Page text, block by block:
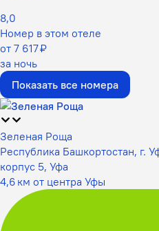
8,0
Номер в этом отеле
от 7 617 ₽
за ночь
Показать все номера
Зеленая Роща
Республика Башкортостан, г.
корпус 5, Уфа
4,6 км от центра Уфы